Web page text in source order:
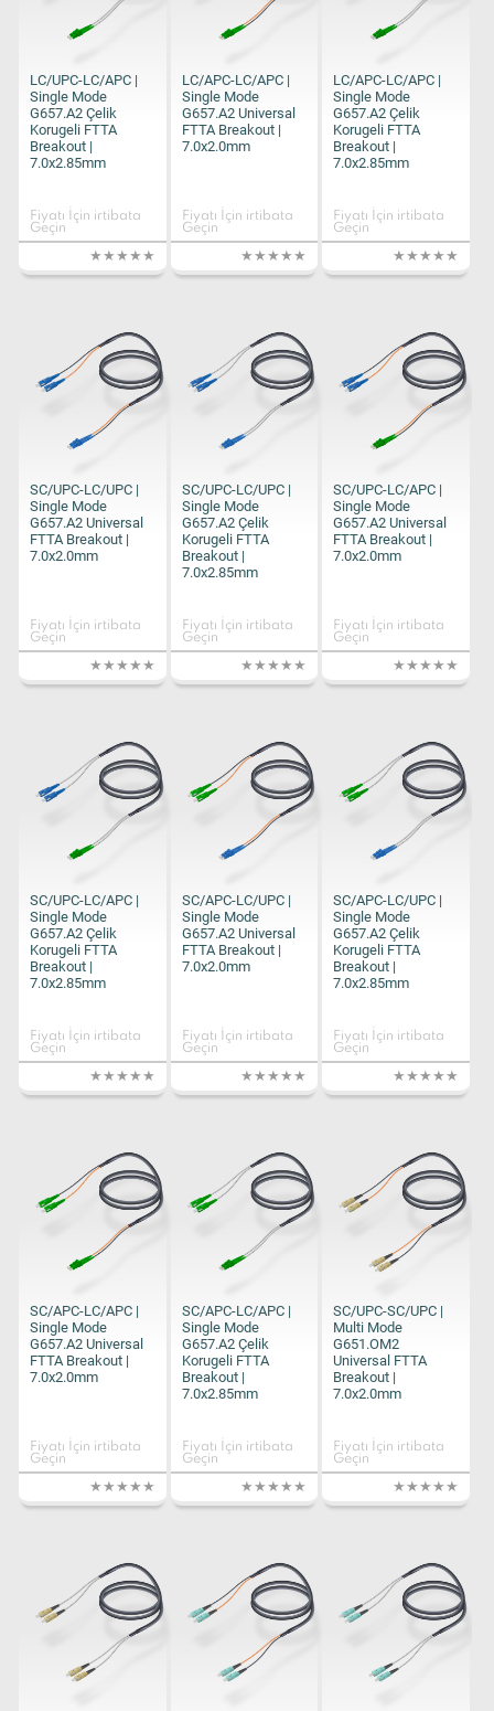
LC/UPC-LC/APC |
Single Mode
G657.A2 Çelik
Korugeli FTTA
Breakout |
7.0x2.85mm
Fiyatı İçin irtibata
Geçin
LC/APC-LC/APC |
Single Mode
G657.A2 Universal
FTTA Breakout |
7.0x2.0mm
Fiyatı İçin irtibata
Geçin
LC/APC-LC/APC |
Single Mode
G657.A2 Çelik
Korugeli FTTA
Breakout |
7.0x2.85mm
Fiyatı İçin irtibata
Geçin
SC/UPC-LC/UPC |
Single Mode
G657.A2 Universal
FTTA Breakout |
7.0x2.0mm
Fiyatı İçin irtibata
Geçin
SC/UPC-LC/UPC |
Single Mode
G657.A2 Çelik
Korugeli FTTA
Breakout |
7.0x2.85mm
Fiyatı İçin irtibata
Geçin
SC/UPC-LC/APC |
Single Mode
G657.A2 Universal
FTTA Breakout |
7.0x2.0mm
Fiyatı İçin irtibata
Geçin
SC/UPC-LC/APC |
Single Mode
G657.A2 Çelik
Korugeli FTTA
Breakout |
7.0x2.85mm
Fiyatı İçin irtibata
Geçin
SC/APC-LC/UPC |
Single Mode
G657.A2 Universal
FTTA Breakout |
7.0x2.0mm
Fiyatı İçin irtibata
Geçin
SC/APC-LC/UPC |
Single Mode
G657.A2 Çelik
Korugeli FTTA
Breakout |
7.0x2.85mm
Fiyatı İçin irtibata
Geçin
SC/APC-LC/APC |
Single Mode
G657.A2 Universal
FTTA Breakout |
7.0x2.0mm
Fiyatı İçin irtibata
Geçin
SC/APC-LC/APC |
Single Mode
G657.A2 Çelik
Korugeli FTTA
Breakout |
7.0x2.85mm
Fiyatı İçin irtibata
Geçin
SC/UPC-SC/UPC |
Multi Mode
G651.OM2
Universal FTTA
Breakout |
7.0x2.0mm
Fiyatı İçin irtibata
Geçin